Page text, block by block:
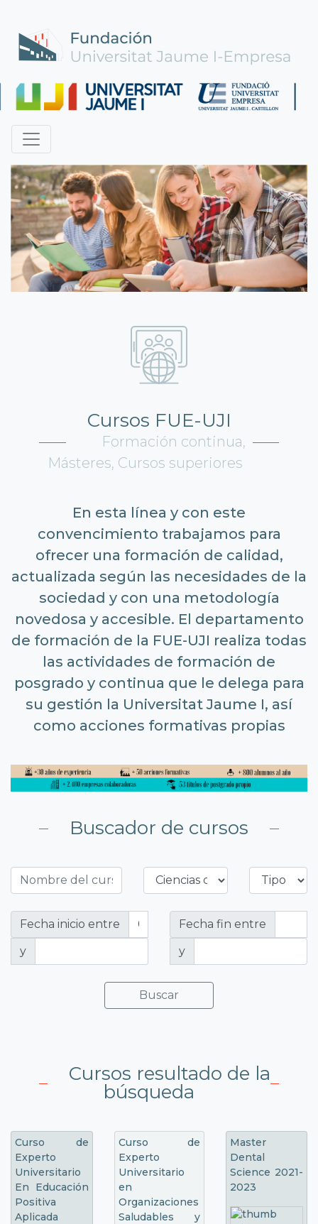
Cursos FUE-UJI
Formación continua,
Másteres, Cursos superiores
En esta línea y con este
convencimiento trabajamos para
ofrecer una formación de calidad,
actualizada según las necesidades de la
sociedad y con una metodología
novedosa y accesible. El departamento
de formación de la FUE-UJI realiza todas
las actividades de formación de
posgrado y continua que le delega para
su gestión la Universitat Jaume I, así
como acciones formativas propias
Buscador de cursos
Fecha inicio entre
y
Fecha fin entre
y
Buscar
Cursos resultado de la
búsqueda
Curso de
Experto
Universitario
En Educación
Positiva
Aplicada
Curso de
Experto
Universitario
en
Organizaciones
Saludables y
Master
Dental
Science 2021-
2023